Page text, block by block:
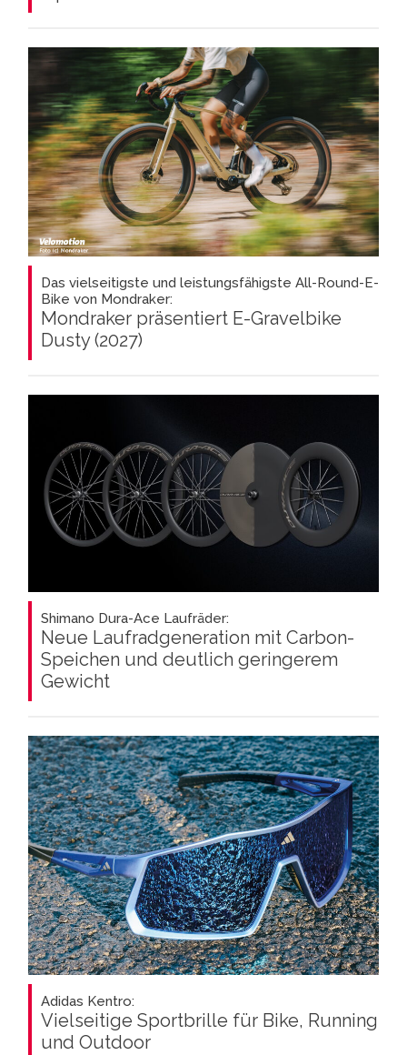
Das vielseitigste und leistungsfähigste All-Round-E-
Bike von Mondraker:
Mondraker präsentiert E-Gravelbike
Dusty (2027)
Shimano Dura-Ace Laufräder:
Neue Laufradgeneration mit Carbon-
Speichen und deutlich geringerem
Gewicht
Adidas Kentro:
Vielseitige Sportbrille für Bike, Running
und Outdoor